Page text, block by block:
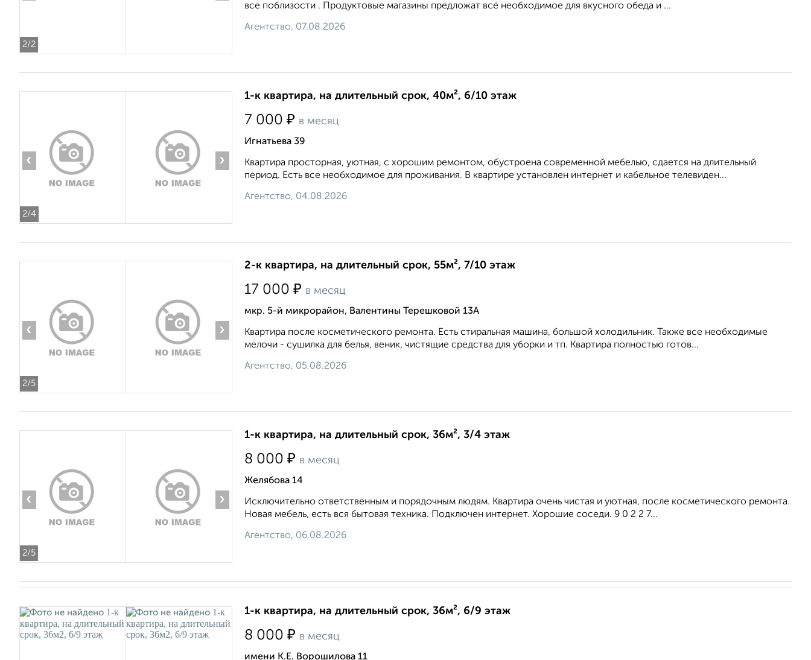
2/2
все поблизости . Продуктовые магазины предложат всё необходимое для вкусного обеда и ...
Агентство, 07.08.2026
2/4
‹ ›
1-к квартира, на длительный срок, 40м², 6/10 этаж
7 000 ₽ в месяц
Игнатьева 39
Квартира просторная, уютная, с хорошим ремонтом, обустроена современной мебелью, сдается на длительный
период. Есть все необходимое для проживания. В квартире установлен интернет и кабельное телевиден...
Агентство, 04.08.2026
2/5
‹ ›
2-к квартира, на длительный срок, 55м², 7/10 этаж
17 000 ₽ в месяц
мкр. 5-й микрорайон, Валентины Терешковой 13А
Квартира после косметического ремонта. Есть стиральная машина, большой холодильник. Также все необходимые
мелочи - сушилка для белья, веник, чистящие средства для уборки и тп. Квартира полностью готов...
Агентство, 05.08.2026
2/5
‹ ›
1-к квартира, на длительный срок, 36м², 3/4 этаж
8 000 ₽ в месяц
Желябова 14
Исключительно ответственным и порядочным людям. Квартира очень чистая и уютная, после косметического ремонта.
Новая мебель, есть вся бытовая техника. Подключен интернет. Хорошие соседи. 9 0 2 2 7...
Агентство, 06.08.2026
1-к квартира, на длительный срок, 36м², 6/9 этаж
8 000 ₽ в месяц
имени К.Е. Ворошилова 11